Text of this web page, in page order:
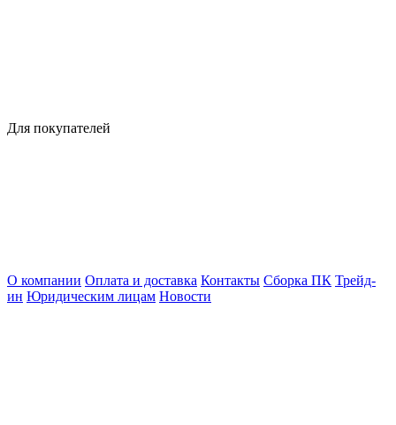
Для покупателей
О компании Оплата и доставка Контакты Сборка ПК Трейд-
ин Юридическим лицам Новости